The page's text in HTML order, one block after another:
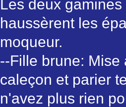
Les deux
haussèrent les
moqueur.
--Fille brune: Mise
caleçon et parier
n'avez plus rien